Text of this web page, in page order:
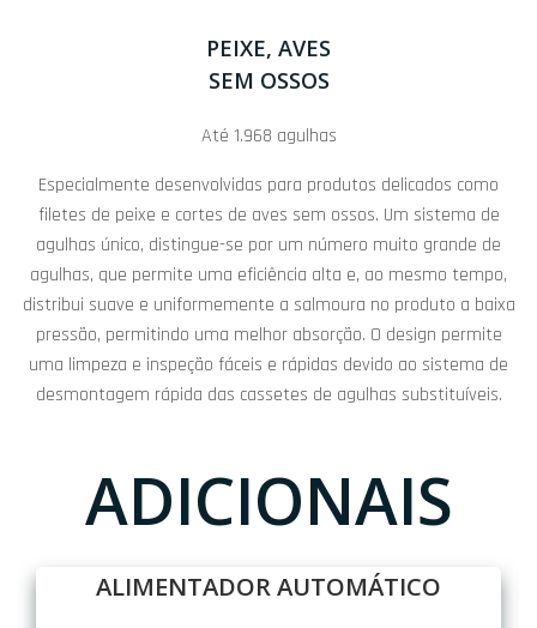
PEIXE, AVES
SEM OSSOS
Até 1.968 agulhas
Especialmente desenvolvidas para produtos delicados como
filetes de peixe e cortes de aves sem ossos. Um sistema de
agulhas único, distingue-se por um número muito grande de
agulhas, que permite uma eficiência alta e, ao mesmo tempo,
distribui suave e uniformemente a salmoura no produto a baixa
pressão, permitindo uma melhor absorção. O design permite
uma limpeza e inspeção fáceis e rápidas devido ao sistema de
desmontagem rápida das cassetes de agulhas substituíveis.
ADICIONAIS
ALIMENTADOR AUTOMÁTICO